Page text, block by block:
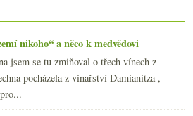
nikoho“ a něco k medvědovi
jsem se tu zmiňoval o třech vínech z
pocházela z vinařství Damianitza ,